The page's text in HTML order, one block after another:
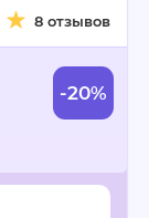
8 отзывов
-20%